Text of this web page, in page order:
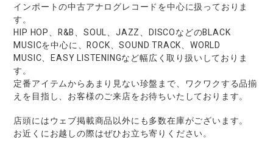
インポートの中古アナログレコードを中心に扱っておりま
す。
HIP HOP、R&B、SOUL、JAZZ、DISCOなどのBLACK
MUSICを中心に、ROCK、SOUND TRACK、WORLD
MUSIC、EASY LISTENINGなど幅広く取り扱いしておりま
す。
定番アイテムからあまり見ない珍盤まで、ワクワクする品揃
えを目指し、お客様のご来店をお待ちいたしております。
店頭にはウェブ掲載商品以外にも多数在庫がございます。
お近くにお越しの際はぜひお立ち寄りください。